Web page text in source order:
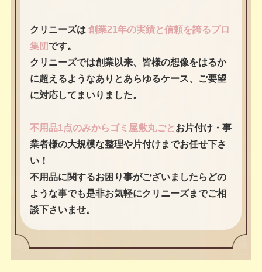
クリニーズは創業21年の実績と信頼を誇るプロ
集団です。
クリニーズでは創業以来、皆様の想像をはるか
に超えるようなありとあらゆるケース、ご要望
に対応してまいりました。
不用品1点のみからゴミ屋敷丸ごと お片付け・事
業者様の大規模な整理や片付けまでお任せ下さ
い！
不用品に関するお困り事がございましたらどの
ような事でも是非お気軽にクリニーズまでご相
談下さいませ。